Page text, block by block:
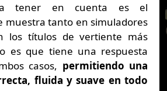
tener en cuenta es el
muestra tanto en simuladores
los títulos de vertiente más
es que tiene una respuesta
casos, permitiendo una
fluida y suave en todo